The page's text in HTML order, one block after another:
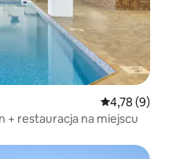
Średnia
4,78 (9)
+ restauracja na miejscu